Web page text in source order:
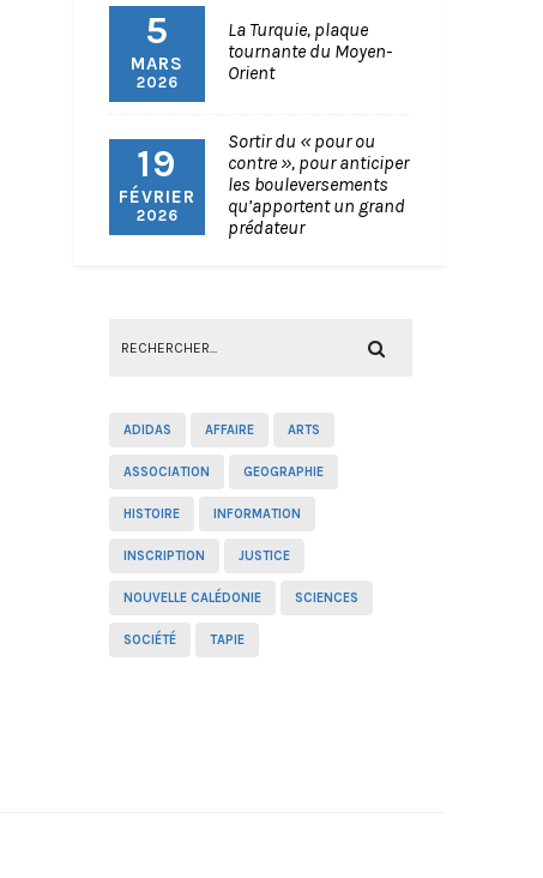
5
MARS
2026
La Turquie, plaque
tournante du Moyen-
Orient
19
FÉVRIER
2026
Sortir du « pour ou
contre », pour anticiper
les bouleversements
qu’apportent un grand
prédateur
ADIDAS AFFAIRE ARTS
ASSOCIATION GEOGRAPHIE
HISTOIRE INFORMATION
INSCRIPTION JUSTICE
NOUVELLE CALÉDONIE SCIENCES
SOCIÉTÉ TAPIE